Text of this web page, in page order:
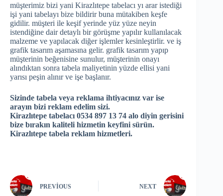
müşterimiz bizi yani Kirazlıtepe tabelacı yı arar istediği
işi yani tabelayı bize bildirir buna mütakiben keşfe
gidilir. müşteri ile keşif yerinde yüz yüze neyin
istendiğine dair detaylı bir görüşme yapılır kullanılacak
malzeme ve yapılacak diğer işlemler kesinleştirlir. ve iş
grafik tasarım aşamasına gelir. grafik tasarım yapıp
müşterinin beğenisine sunulur, müşterinin onayı
alındıktan sonra tabela maliyetinin yüzde ellisi yani
yarısı peşin alınır ve işe başlanır.
Sizinde tabela veya reklama ihtiyacınız var ise
arayın bizi reklam edelim sizi.
Kirazlıtepe tabelacı 0534 897 13 74 alo diyin gerisini
bize bırakın kaliteli hizmetin keyfini sürün.
Kirazlıtepe tabela reklam hizmetleri.
PREVIOUS NEXT